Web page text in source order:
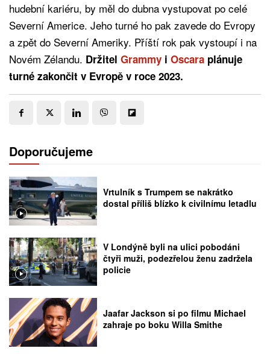
hudební kariéru, by měl do dubna vystupovat po celé
Severní Americe. Jeho turné ho pak zavede do Evropy
a zpět do Severní Ameriky. Příští rok pak vystoupí i na
Novém Zélandu. Držitel Grammy i Oscara plánuje
turné zakončit v Evropě v roce 2023.
Doporučujeme
Vrtulník s Trumpem se nakrátko
dostal příliš blízko k civilnímu letadlu
V Londýně byli na ulici pobodáni
čtyři muži, podezřelou ženu zadržela
policie
Jaafar Jackson si po filmu Michael
zahraje po boku Willa Smithe